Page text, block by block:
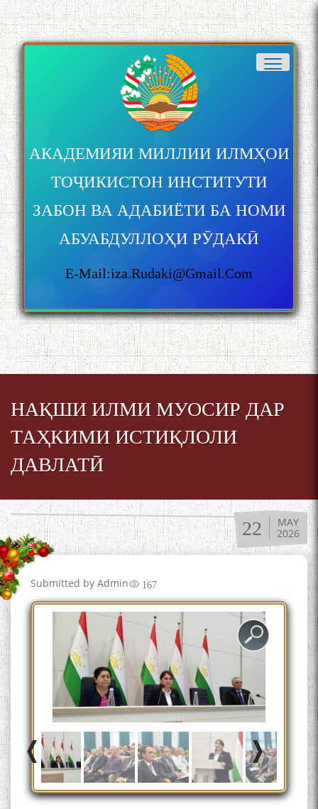
АКАДЕМИЯИ МИЛЛИИ ИЛМҲОИ
ТОҶИКИСТОН ИНСТИТУТИ
ЗАБОН ВА АДАБИЁТИ БА НОМИ
АБУАБДУЛЛОҲИ РӮДАКӢ
E-Mail:iza.rudaki@gmail.com
НАҚШИ ИЛМИ МУОСИР ДАР
ТАҲКИМИ ИСТИҚЛОЛИ
ДАВЛАТӢ
22
MAY
2026
Submitted by Admin 167
БА МУНОСИБАТИ
БУЗУРГДОШТИ РӮЗИ РӮДАКӢ